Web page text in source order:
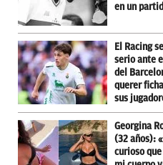
en un
El Racing
serio ante
del
querer
sus
Georgina
(32 años):
curioso